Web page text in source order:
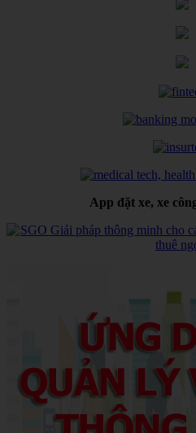
App đặt xe, xe